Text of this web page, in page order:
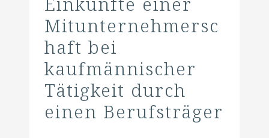
Mitunternehmersc
haft bei
kaufmännischer
Tätigkeit durch
einen Berufsträger